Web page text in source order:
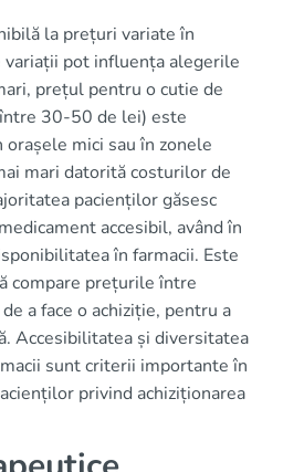
la prețuri variate în
variații pot influența alegerile
prețul pentru o cutie de
30-50 de lei) este
mici sau în zonele
mari datorită costurilor de
pacienților găsesc
accesibil, având în
în farmacii. Este
compare prețurile între
a face o achiziție, pentru a
Accesibilitatea și diversitatea
sunt criterii importante în
privind achiziționarea